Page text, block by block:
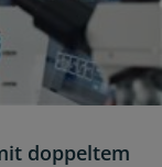
doppeltem